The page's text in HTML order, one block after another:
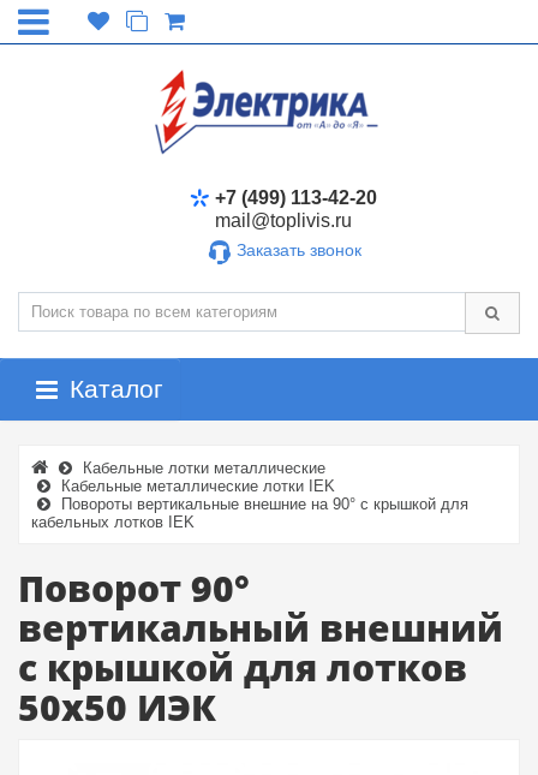
+7 (499) 113-42-20
mail@toplivis.ru
Заказать звонок
Каталог
Кабельные лотки металлические
Кабельные металлические лотки IEK
Повороты вертикальные внешние на 90° с крышкой для
кабельных лотков IEK
Поворот 90°
вертикальный внешний
с крышкой для лотков
50х50 ИЭК